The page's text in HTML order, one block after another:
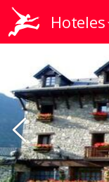
Hoteles